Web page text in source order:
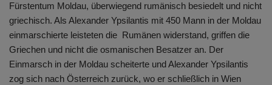
Fürstentum Moldau, überwiegend rumänisch besiedelt und nicht
griechisch. Als Alexander Ypsilantis mit 450 Mann in der Moldau
einmarschierte leisteten die Rumänen widerstand, griffen die
Griechen und nicht die osmanischen Besatzer an. Der
Einmarsch in der Moldau scheiterte und Alexander Ypsilantis
zog sich nach Österreich zurück, wo er schließlich in Wien